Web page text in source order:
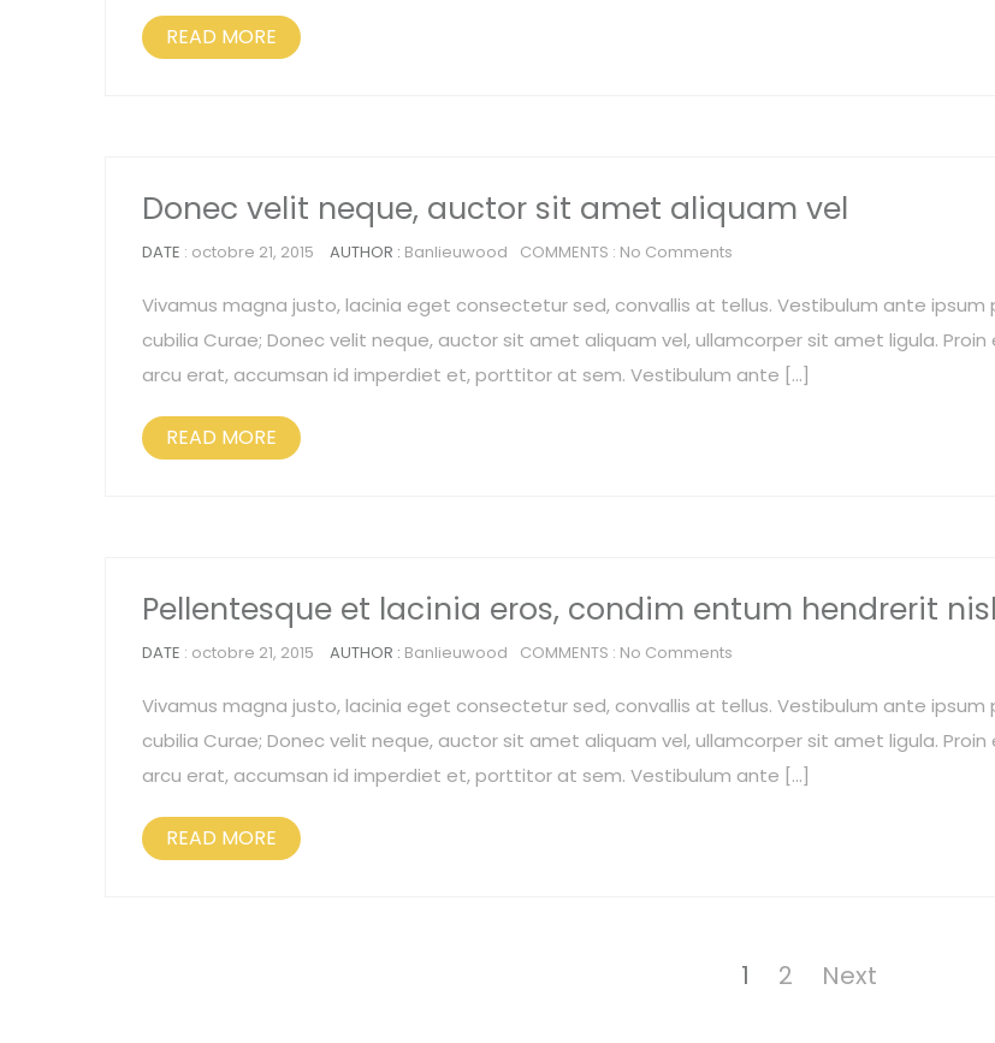
READ MORE
Donec velit neque, auctor sit amet aliquam vel
DATE : octobre 21, 2015 AUTHOR : Banlieuwood COMMENTS : No Comments
Vivamus magna justo, lacinia eget consectetur sed, convallis at tellus. Vestibulum ante
cubilia Curae; Donec velit neque, auctor sit amet aliquam vel, ullamcorper sit amet ligula.
arcu erat, accumsan id imperdiet et, porttitor at sem. Vestibulum ante […]
READ MORE
Pellentesque et lacinia eros, condim entum hendrerit
DATE : octobre 21, 2015 AUTHOR : Banlieuwood COMMENTS : No Comments
Vivamus magna justo, lacinia eget consectetur sed, convallis at tellus. Vestibulum ante
cubilia Curae; Donec velit neque, auctor sit amet aliquam vel, ullamcorper sit amet ligula.
arcu erat, accumsan id imperdiet et, porttitor at sem. Vestibulum ante […]
READ MORE
1 2 Next